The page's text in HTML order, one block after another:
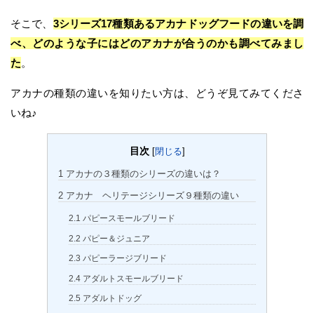
そこで、 3シリーズ17種類あるアカナドッグフードの違いを調
べ、どのような子にはどのアカナが合うのかも調べてみまし
た。
アカナの種類の違いを知りたい方は、どうぞ見てみてくださ
いね♪
目次 [閉じる]
1 アカナの３種類のシリーズの違いは？
2 アカナ ヘリテージシリーズ９種類の違い
2.1 パピースモールブリード
2.2 パピー＆ジュニア
2.3 パピーラージブリード
2.4 アダルトスモールブリード
2.5 アダルトドッグ